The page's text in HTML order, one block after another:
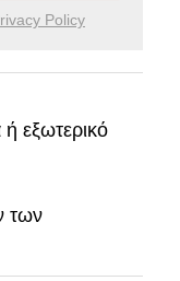
Policy
εξωτερικό
των